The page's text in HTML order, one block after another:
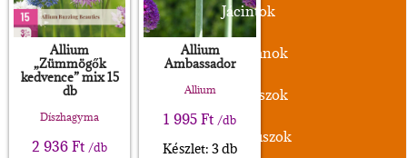
Jácintok
Tulipánok
Nárciszok
Krókuszok
Allium
„Zümmögők
kedvence” mix 15
db
Díszhagyma
2 936Ft /db
Allium
Ambassador
Allium
1 995Ft /db
Készlet: 3 db